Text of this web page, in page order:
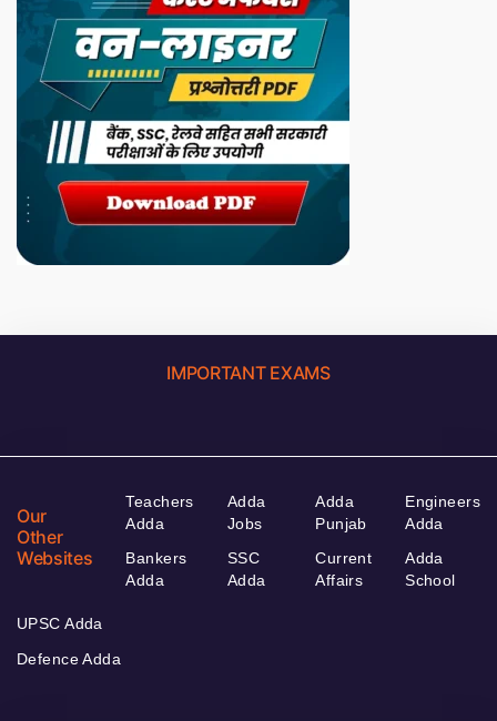
IMPORTANT EXAMS
Our
Other
Websites
Teachers
Adda
Bankers
Adda
Adda
Jobs
SSC
Adda
Adda
Punjab
Current
Affairs
Engineers
Adda
Adda
School
UPSC Adda
Defence Adda